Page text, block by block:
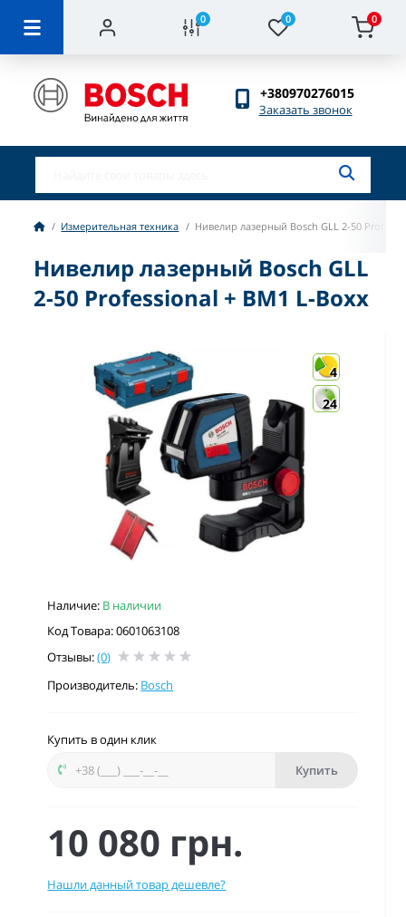
0 0 0
+380970276015
Заказать звонок
Измерительная техника Нивелир лазерный Bosch GLL 2-50
Нивелир лазерный Bosch GLL
2-50 Professional + BM1 L-Boxx
Наличие: В наличии
Код Товара: 0601063108
Отзывы:(0)
Производитель: Bosch
4
24
Купить в один клик
Купить
10 080 грн.
Нашли данный товар дешевле?